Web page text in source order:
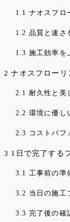
1.1 ナオスフロ
1.2 品質と速さ
1.3 施工効率を
2 ナオスフローリ
2.1 耐久性と美
2.2 環境に優し
2.3 コストパフ
3 1日で完了する
3.1 工事前の準
3.2 当日の施工
3.3 完了後の確